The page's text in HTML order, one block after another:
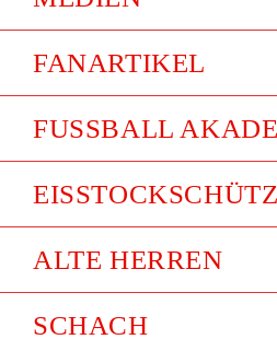
FANARTIKEL
FUSSBALL
ALTE HERREN
SCHACH